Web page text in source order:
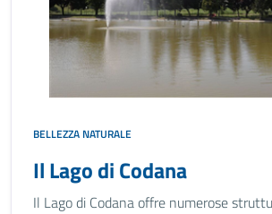
BELLEZZA NATURALE
Il Lago di Codana
Il Lago di Codana offre numerose